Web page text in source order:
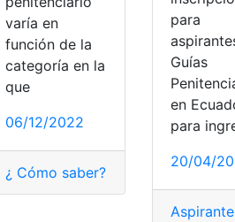
,Reclutamiento
,Proceso,Reclutamiento,
varía en
función de la
categoría en la
que
06/12/2022
¿ Cómo saber? ,
para
Guías
en
para
20/04/